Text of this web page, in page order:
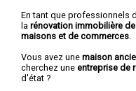
En tant que professionnels
la rénovation immobilière
maisons et de commerces
Vous avez une maison
cherchez une entreprise de
d'état ?